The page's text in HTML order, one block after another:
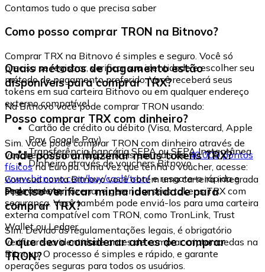
Contamos tudo o que precisa saber
Como posso comprar TRON na Bitnovo?
Comprar TRX na Bitnovo é simples e seguro. Você só
precisa se registrar, verificar sua identidade e escolher seu
método de pagamento preferido. Você receberá seus
tokens em sua carteira Bitnovo ou em qualquer endereço
externo compatível.
Quais métodos de pagamento estão
disponíveis para comprar TRX?
Na Bitnovo você pode comprar TRON usando:
Cartão de crédito ou débito (Visa, Mastercard, Apple
Pay, Google Pay)
Transferência bancária SEPA ou SEPA Instantânea
Dinheiro através de vouchers Bitnovo
Posso comprar TRX com dinheiro?
Sim. Você pode comprar TRON com dinheiro através de
vouchers Bitnovo, disponíveis em mais de40.000 pontos
físicosna Europa. Uma vez que tenha o voucher, acesse:
www.bitnovo.com/buy/cash/tron/e resgate-o rápida e
seguramente.
Onde posso armazenar meus tokens TRX?
Com sua conta Bitnovo você obtém uma carteira integrada
onde pode armazenar e gerenciar seus tokens TRX com
segurança. Você também pode enviá-los para uma carteira
externa compatível com TRON, como TronLink, Trust
Wallet ou Ledger.
Preciso verificar minha identidade para
comprar TRX?
Sim. Devido às regulamentações legais, é obrigatório
verificar sua identidade antes de comprar criptomoedas na
Bitnovo. O processo é simples e rápido, e garante
operações seguras para todos os usuários.
O que devo considerar antes de comprar
TRON?